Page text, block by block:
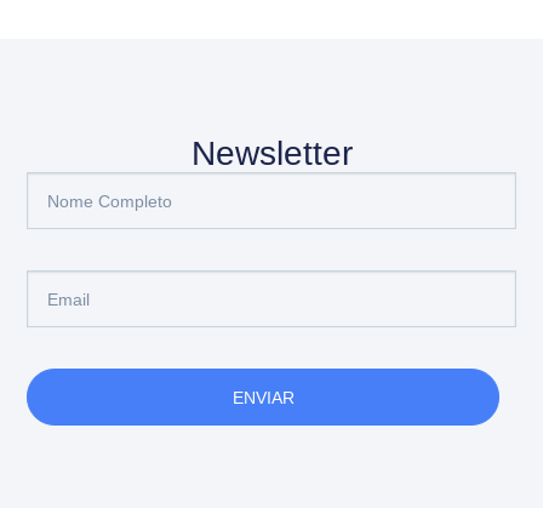
Newsletter
ENVIAR